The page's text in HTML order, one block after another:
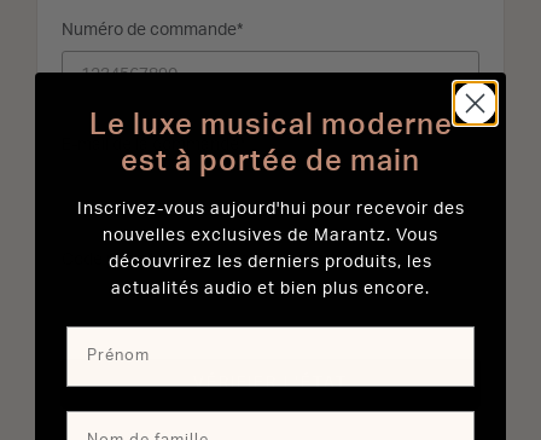
Numéro de commande
E-mail de la commande
Code postal de l’adresse de facturation
VÉRIFIER L’ÉTAT
Le luxe musical moderne
est à portée de main
Inscrivez-vous aujourd'hui pour recevoir des
nouvelles exclusives de Marantz. Vous
découvrirez les derniers produits, les
actualités audio et bien plus encore.